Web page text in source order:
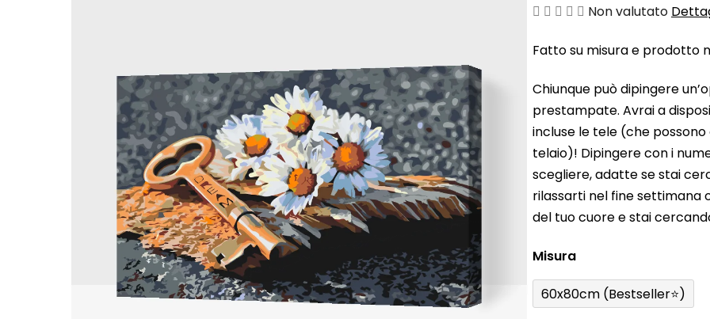
La
media
prodotto
è
0,0
su
5
stelle.
Non valutato
Fatto su misura e prodotto
Chiunque può dipingere
prestampate. Avrai a
incluse le tele (che
telaio)! Dipingere con i
scegliere, adatte se stai
rilassarti nel fine settimana
del tuo cuore e stai
Misura
60x80cm (Bestseller⭐)